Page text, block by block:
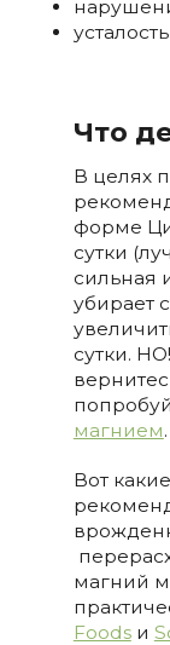
усталость
Что
В целях
форме
сутки
сильная
убирает
сутки.
магнием.
Вот
магний
Foodsи